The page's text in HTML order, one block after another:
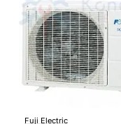
Fuji Electric